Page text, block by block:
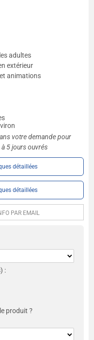
adultes
extérieur
animations
votre demande pour
5 jours ouvrés
détaillées
détaillées
PAR EMAIL
:
produit ?